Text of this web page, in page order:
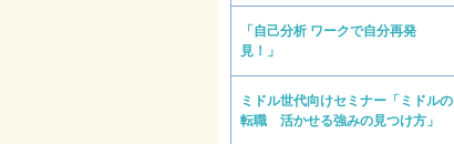
「自己分析 ワークで自分再発
見！」
ミドル世代向けセミナー「ミドルの
転職 活かせる強みの見つけ方」